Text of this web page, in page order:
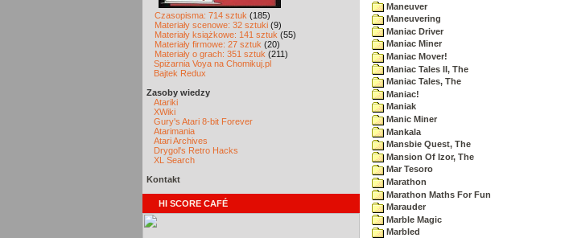
Czasopisma: 714 sztuk (185)
Materiały scenowe: 32 sztuki (9)
Materiały książkowe: 141 sztuk (55)
Materiały firmowe: 27 sztuk (20)
Materiały o grach: 351 sztuk (211)
Spiżarnia Voya na Chomikuj.pl
Bajtek Redux
Zasoby wiedzy
Atariki
XWiki
Gury's Atari 8-bit Forever
Atarimania
Atari Archives
Drygol's Retro Hacks
XL Search
Kontakt
HI SCORE CAFÉ
Maneuver
Maneuvering
Maniac Driver
Maniac Miner
Maniac Mover!
Maniac Tales II, The
Maniac Tales, The
Maniac!
Maniak
Manic Miner
Mankala
Mansbie Quest, The
Mansion Of Izor, The
Mar Tesoro
Marathon
Marathon Maths For Fun
Marauder
Marble Magic
Marbled